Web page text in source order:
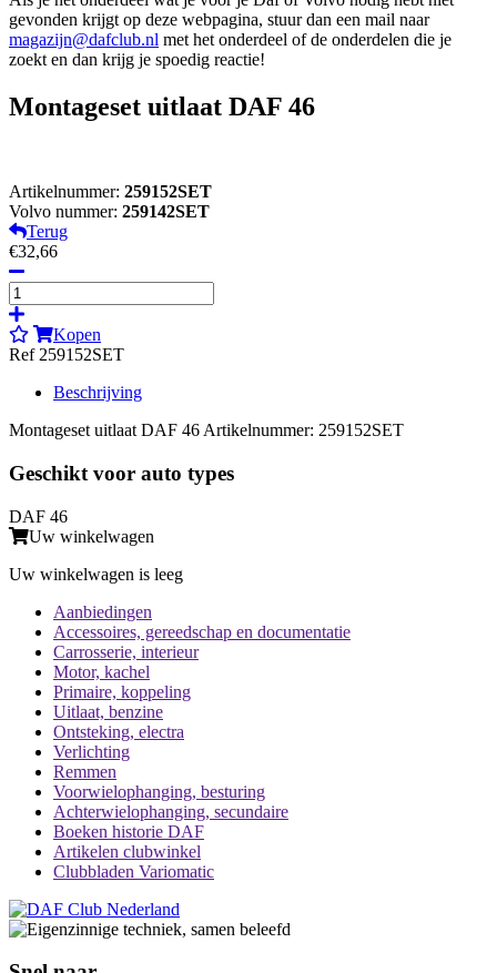
gevonden krijgt op deze webpagina, stuur dan een mail naar
magazijn@dafclub.nl met het onderdeel of de onderdelen die je
zoekt en dan krijg je spoedig reactie!
Montageset uitlaat DAF 46
Artikelnummer: 259152SET
Volvo nummer: 259142SET
Terug
€32,66
Kopen
Ref 259152SET
Beschrijving
Montageset uitlaat DAF 46 Artikelnummer: 259152SET
Geschikt voor auto types
DAF 46
Uw winkelwagen
Uw winkelwagen is leeg
Aanbiedingen
Accessoires, gereedschap en documentatie
Carrosserie, interieur
Motor, kachel
Primaire, koppeling
Uitlaat, benzine
Ontsteking, electra
Verlichting
Remmen
Voorwielophanging, besturing
Achterwielophanging, secundaire
Boeken historie DAF
Artikelen clubwinkel
Clubbladen Variomatic